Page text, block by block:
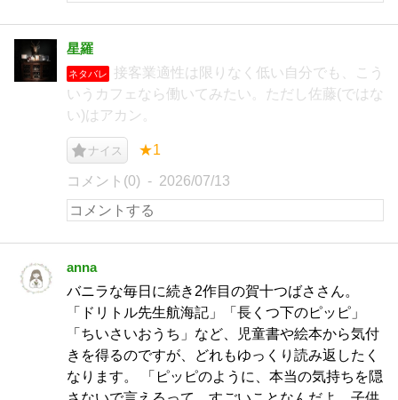
星羅
ネタバレ
接客業適性は限りなく低い自分でも、こう
いうカフェなら働いてみたい。ただし佐藤(ではな
い)はアカン。
ナイス ★1
コメント(0) 2026/07/13
anna
バニラな毎日に続き2作目の賀十つばささん。
「ドリトル先生航海記」「長くつ下のピッピ」
「ちいさいおうち」など、児童書や絵本から気付
きを得るのですが、どれもゆっくり読み返したく
なります。 「ピッピのように、本当の気持ちを隠